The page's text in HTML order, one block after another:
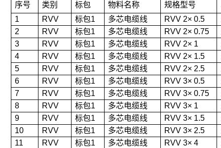
序号
类别 标包 物料名称 规格型号
1
RVV 标包1 多芯电缆线 RVV 2× 0.5
2
RVV 标包1 多芯电缆线 RVV 2× 0.75
3
RVV 标包1 多芯电缆线 RVV 2× 1
4
RVV 标包1 多芯电缆线 RVV 2× 1.5
5
RVV 标包1 多芯电缆线 RVV 2× 2.5
6
RVV 标包1 多芯电缆线 RVV 3× 0.5
7
RVV 标包1 多芯电缆线 RVV 3× 0.75
8
RVV 标包1 多芯电缆线 RVV 3× 1
9
RVV 标包1 多芯电缆线 RVV 3× 1.5
10
RVV 标包1 多芯电缆线 RVV 3× 2.5
11
RVV 标包1 多芯电缆线 RVV 3× 4